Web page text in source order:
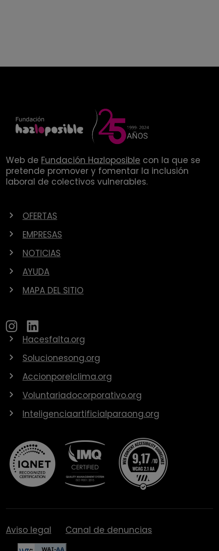
Web de Fundación Hazloposible con la que se
pretende promover y fomentar la inclusión
laboral de colectivos vulnerables.
OFERTAS
EMPRESAS
NOTICIAS
AYUDA
MAPA DEL SITIO
Hacesfalta.org
Solucionesong.org
Accionporelclima.org
Voluntariadocorporativo.org
Inteligenciaartificialparaong.org
Aviso legal Canal de denuncias